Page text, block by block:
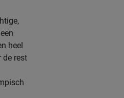
heel
de rest